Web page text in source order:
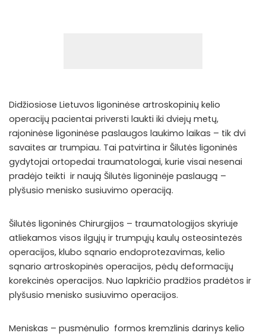
Didžiosiose Lietuvos ligoninėse artroskopinių kelio
operacijų pacientai priversti laukti iki dviejų metų,
rajoninėse ligoninėse paslaugos laukimo laikas – tik dvi
savaites ar trumpiau. Tai patvirtina ir Šilutės ligoninės
gydytojai ortopedai traumatologai, kurie visai nesenai
pradėjo teikti ir naują Šilutės ligoninėje paslaugą –
plyšusio menisko susiuvimo operaciją.
Šilutės ligoninės Chirurgijos – traumatologijos skyriuje
atliekamos visos ilgųjų ir trumpųjų kaulų osteosintezės
operacijos, klubo sąnario endoprotezavimas, kelio
sąnario artroskopinės operacijos, pėdų deformacijų
korekcinės operacijos. Nuo lapkričio pradžios pradėtos ir
plyšusio menisko susiuvimo operacijos.
Meniskas – pusmėnulio formos kremzlinis darinys kelio